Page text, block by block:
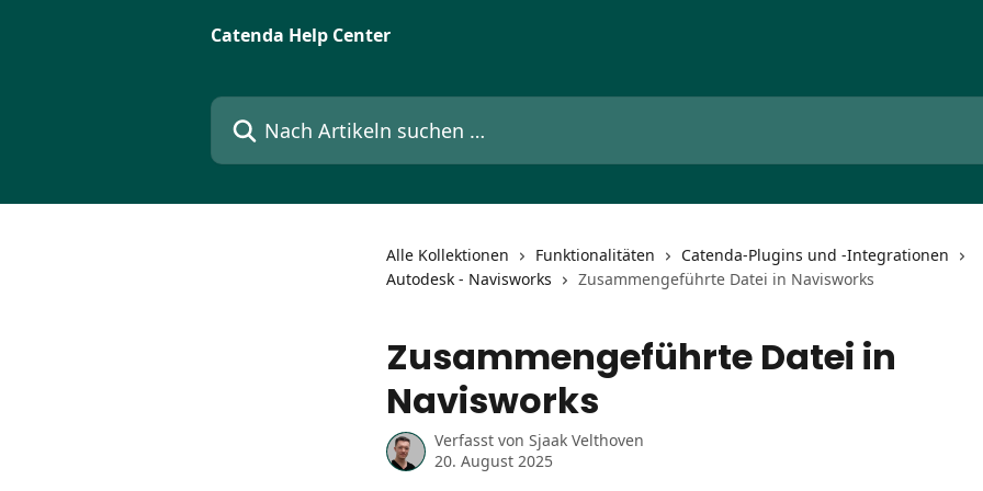
Catenda Help Center
Nach Artikeln suchen …
Alle Kollektionen Funktionalitäten
Catenda-Plugins und -Integrationen
Autodesk - Navisworks
Zusammengeführte Datei in Navisworks
Zusammengeführte Datei in
Navisworks
Verfasst von Sjaak Velthoven
20. August 2025